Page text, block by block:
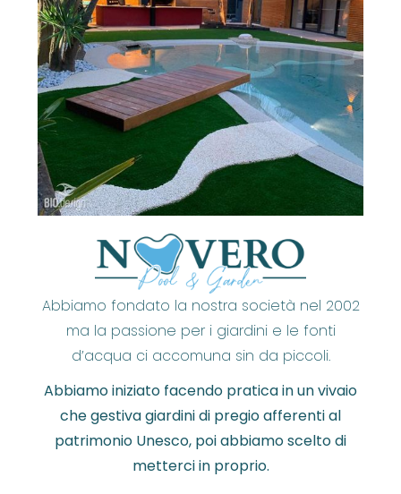
Abbiamo fondato la nostra società nel 2002
ma la passione per i giardini e le fonti
d’acqua ci accomuna sin da piccoli.
Abbiamo iniziato facendo pratica in un vivaio
che gestiva giardini di pregio afferenti al
patrimonio Unesco, poi abbiamo scelto di
metterci in proprio.